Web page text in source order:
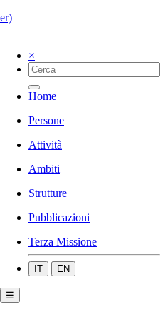
×
Home
Persone
Attività
Ambiti
Strutture
Pubblicazioni
Terza Missione
IT EN
☰